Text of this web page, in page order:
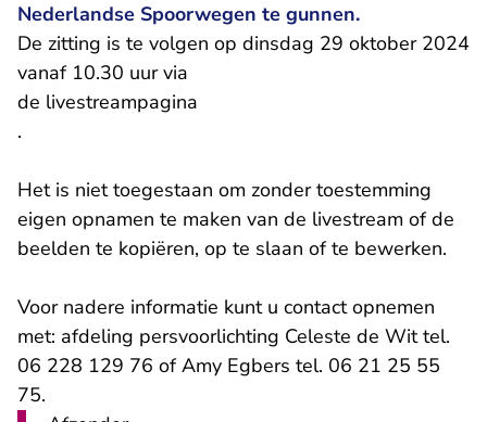
Nederlandse Spoorwegen te gunnen.
De zitting is te volgen op dinsdag 29 oktober 2024
vanaf 10.30 uur via
de livestreampagina
.
Het is niet toegestaan om zonder toestemming
eigen opnamen te maken van de livestream of de
beelden te kopiëren, op te slaan of te bewerken.
Voor nadere informatie kunt u contact opnemen
met: afdeling persvoorlichting Celeste de Wit tel.
06 228 129 76 of Amy Egbers tel. 06 21 25 55
75.